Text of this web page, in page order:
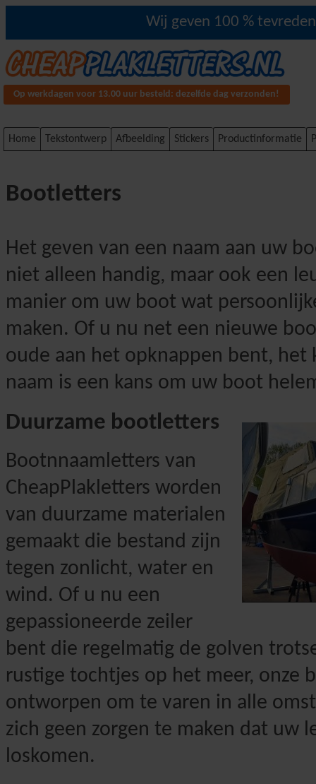
Wij geven 100 %
Op werkdagen voor 13.00 uur besteld: dezelfde dag verzonden!
Home Tekstontwerp Afbeelding Stickers Productinformatie
Bootletters
Het geven van een naam aan uw
niet alleen handig, maar ook een
manier om uw boot wat
maken. Of u nu net een nieuwe
oude aan het opknappen bent, het
naam is een kans om uw boot
Duurzame bootletters
Bootnnaamletters van
CheapPlakletters worden
van duurzame materialen
gemaakt die bestand zijn
tegen zonlicht, water en
wind. Of u nu een
gepassioneerde zeiler
bent die regelmatig de golven
rustige tochtjes op het meer, onze
ontworpen om te varen in alle
zich geen zorgen te maken dat uw
loskomen.